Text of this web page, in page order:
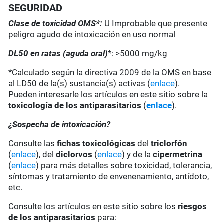
SEGURIDAD
Clase de toxicidad OMS*: U Improbable que presente
peligro agudo de intoxicación en uso normal
DL50 en ratas (aguda oral)*: >5000 mg/kg
*Calculado según la directiva 2009 de la OMS en base
al LD50 de la(s) sustancia(s) activas (enlace).
Pueden interesarle los artículos en este sitio sobre la
toxicología de los antiparasitarios (enlace).
¿Sospecha de intoxicación?
Consulte lasfichas toxicológicas deltriclorfón
(enlace), deldiclorvos (enlace) y de lacipermetrina
(enlace) para más detalles sobre toxicidad, tolerancia,
síntomas y tratamiento de envenenamiento, antídoto,
etc.
Consulte los artículos en este sitio sobre los riesgos
de los antiparasitarios para: